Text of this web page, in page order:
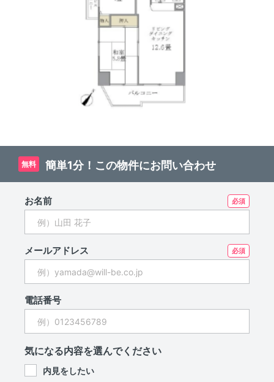
無料 簡単1分！この物件にお問い合わせ
お名前
メールアドレス
電話番号
気になる内容を選んでください
内見をしたい